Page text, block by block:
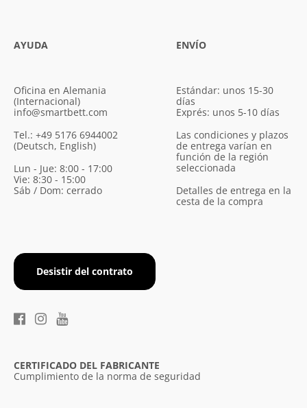
AYUDA
Oficina en Alemania
(Internacional)
info@smartbett.com
Tel.: +49 5176 6944002
(Deutsch, English)
Lun - Jue: 8:00 - 17:00
Vie: 8:30 - 15:00
Sáb / Dom: cerrado
Desistir del contrato
ENVÍO
Estándar: unos 15-30
días
Exprés: unos 5-10 días
Las condiciones y plazos
de entrega varían en
función de la región
seleccionada
Detalles de entrega en la
cesta de la compra
CERTIFICADO DEL FABRICANTE
Cumplimiento de la norma de seguridad